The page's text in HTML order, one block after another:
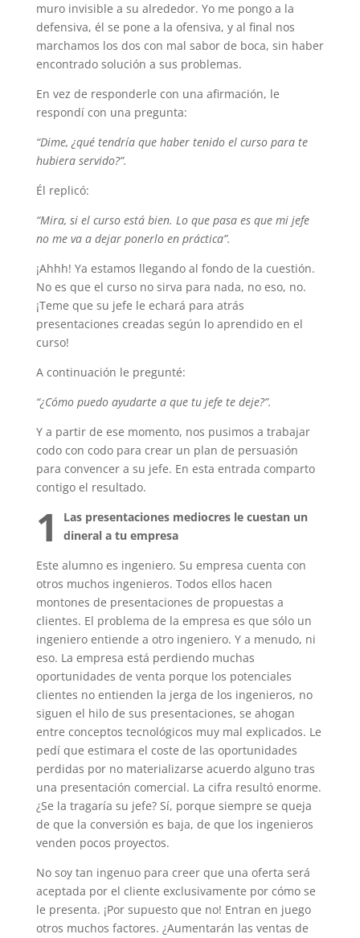
muro invisible a su alrededor. Yo me pongo a la
defensiva, él se pone a la ofensiva, y al final nos
marchamos los dos con mal sabor de boca, sin haber
encontrado solución a sus problemas.
En vez de responderle con una afirmación, le
respondí con una pregunta:
“Dime, ¿qué tendría que haber tenido el curso para te
hubiera servido?”.
Él replicó:
“Mira, si el curso está bien. Lo que pasa es que mi jefe
no me va a dejar ponerlo en práctica”.
¡Ahhh! Ya estamos llegando al fondo de la cuestión.
No es que el curso no sirva para nada, no eso, no.
¡Teme que su jefe le echará para atrás
presentaciones creadas según lo aprendido en el
curso!
A continuación le pregunté:
“¿Cómo puedo ayudarte a que tu jefe te deje?”.
Y a partir de ese momento, nos pusimos a trabajar
codo con codo para crear un plan de persuasión
para convencer a su jefe. En esta entrada comparto
contigo el resultado.
1
Las presentaciones mediocres le cuestan un
dineral a tu empresa
Este alumno es ingeniero. Su empresa cuenta con
otros muchos ingenieros. Todos ellos hacen
montones de presentaciones de propuestas a
clientes. El problema de la empresa es que sólo un
ingeniero entiende a otro ingeniero. Y a menudo, ni
eso. La empresa está perdiendo muchas
oportunidades de venta porque los potenciales
clientes no entienden la jerga de los ingenieros, no
siguen el hilo de sus presentaciones, se ahogan
entre conceptos tecnológicos muy mal explicados. Le
pedí que estimara el coste de las oportunidades
perdidas por no materializarse acuerdo alguno tras
una presentación comercial. La cifra resultó enorme.
¿Se la tragaría su jefe? Sí, porque siempre se queja
de que la conversión es baja, de que los ingenieros
venden pocos proyectos.
No soy tan ingenuo para creer que una oferta será
aceptada por el cliente exclusivamente por cómo se
le presenta. ¡Por supuesto que no! Entran en juego
otros muchos factores. ¿Aumentarán las ventas de